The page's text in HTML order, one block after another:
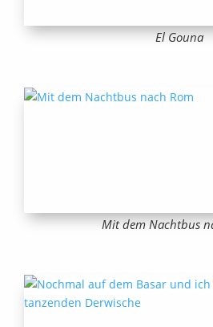
El Gouna
Mit dem Nachtbus